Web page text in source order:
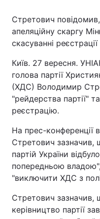
Головна
Економіка
Екологія
РЕГІОНИ
Київ
Одеса
Стретович
апеляційну скаргу
скасуванні
Київ. 27 вересня.
голова партії
(ХДС) Володимир
"рейдерства партії"
реєстрацію.
На прес-конференції
Стретович зазначив,
партій України
попередньою
"виключити ХДС з
Стретович зазначив,
керівництво партії